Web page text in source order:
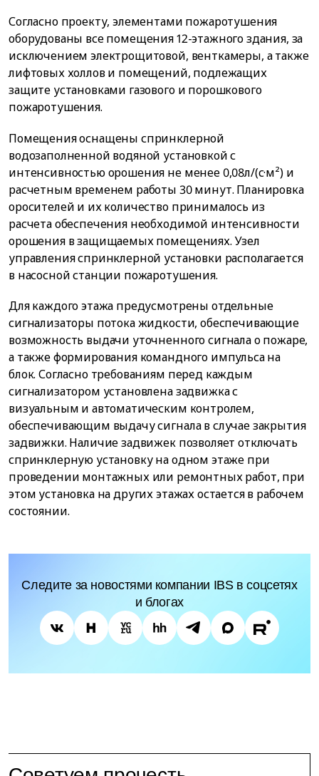
Согласно проекту, элементами пожаротушения
оборудованы все помещения 12-этажного здания, за
исключением электрощитовой, венткамеры, а также
лифтовых холлов и помещений, подлежащих
защите установками газового и порошкового
пожаротушения.
Помещения оснащены спринклерной
водозаполненной водяной установкой с
интенсивностью орошения не менее 0,08л/(с·м²) и
расчетным временем работы 30 минут. Планировка
оросителей и их количество принималось из
расчета обеспечения необходимой интенсивности
орошения в защищаемых помещениях. Узел
управления спринклерной установки располагается
в насосной станции пожаротушения.
Для каждого этажа предусмотрены отдельные
сигнализаторы потока жидкости, обеспечивающие
возможность выдачи уточненного сигнала о пожаре,
а также формирования командного импульса на
блок. Согласно требованиям перед каждым
сигнализатором установлена задвижка с
визуальным и автоматическим контролем,
обеспечивающим выдачу сигнала в случае закрытия
задвижки. Наличие задвижек позволяет отключать
спринклерную установку на одном этаже при
проведении монтажных или ремонтных работ, при
этом установка на других этажах остается в рабочем
состоянии.
Следите за новостями компании IBS в соцсетях
и блогах